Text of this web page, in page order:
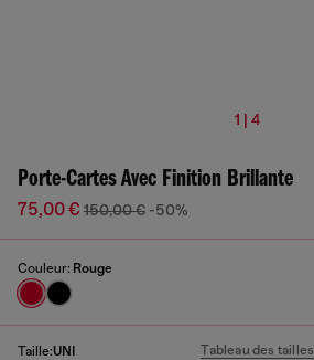
1 | 4
Porte-Cartes Avec Finition Brillante
75,00 € 150,00 € -50%
Couleur: Rouge
Taille:UNI Tableau des tailles